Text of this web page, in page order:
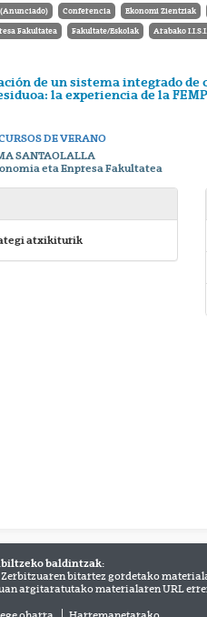
Conferencia Ekonomi Zientziak
Fakultatea Fakultate/Eskolak Arabako
de un sistema integrado de
la experiencia de la
DE VERANO
SANTAOLALLA
eta Enpresa Fakultatea
atxikiturik
baldintzak:
Zerbitzuaren bitartez gordetako
argitaratutako materialaren URL